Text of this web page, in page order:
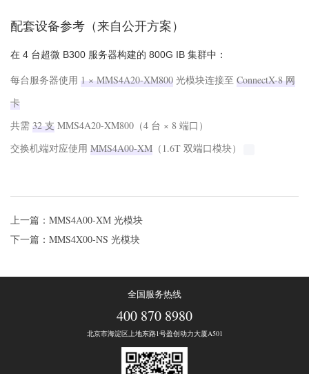
配套设备参考（来自公开方案）
在 4 台超微 B300 服务器构建的 800G IB 集群中：
每台服务器使用 ‌ 1 × MMS4A20-XM800 ‌ 光模块连接至 ‌ ConnectX-8 网
卡
共需 ‌ 32 支 ‌ MMS4A20-XM800（4 台 × 8 端口）
交换机端对应使用 ‌ MMS4A00-XM ‌（1.6T 双端口模块）‌‌
上一篇：MMS4A00-XM 光模块
下一篇：MMS4X00-NS 光模块
全国服务热线
400 870 8980
北京市海淀区上地东路1号盈创动力大厦A501